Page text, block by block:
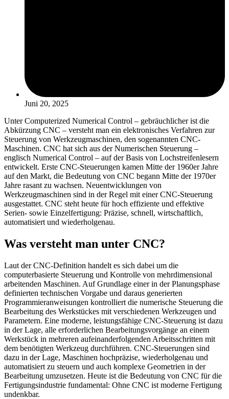
Juni 20, 2025
Unter Computerized Numerical Control – gebräuchlicher ist die
Abkürzung CNC – versteht man ein elektronisches Verfahren zur
Steuerung von Werkzeugmaschinen, den sogenannten CNC-
Maschinen. CNC hat sich aus der Numerischen Steuerung –
englisch Numerical Control – auf der Basis von Lochstreifenlesern
entwickelt. Erste CNC-Steuerungen kamen Mitte der 1960er Jahre
auf den Markt, die Bedeutung von CNC begann Mitte der 1970er
Jahre rasant zu wachsen. Neuentwicklungen von
Werkzeugmaschinen sind in der Regel mit einer CNC-Steuerung
ausgestattet. CNC steht heute für hoch effiziente und effektive
Serien- sowie Einzelfertigung: Präzise, schnell, wirtschaftlich,
automatisiert und wiederholgenau.
Was versteht man unter CNC?
Laut der CNC-Definition handelt es sich dabei um die
computerbasierte Steuerung und Kontrolle von mehrdimensional
arbeitenden Maschinen. Auf Grundlage einer in der Planungsphase
definierten technischen Vorgabe und daraus generierten
Programmieranweisungen kontrolliert die numerische Steuerung die
Bearbeitung des Werkstückes mit verschiedenen Werkzeugen und
Parametern. Eine moderne, leistungsfähige CNC-Steuerung ist dazu
in der Lage, alle erforderlichen Bearbeitungsvorgänge an einem
Werkstück in mehreren aufeinanderfolgenden Arbeitsschritten mit
dem benötigten Werkzeug durchführen. CNC-Steuerungen sind
dazu in der Lage, Maschinen hochpräzise, wiederholgenau und
automatisiert zu steuern und auch komplexe Geometrien in der
Bearbeitung umzusetzen. Heute ist die Bedeutung von CNC für die
Fertigungsindustrie fundamental: Ohne CNC ist moderne Fertigung
undenkbar.